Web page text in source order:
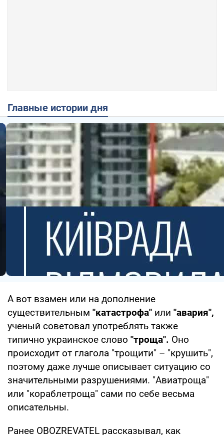
Главные истории дня
А вот взамен или на дополнение
существительным "катастрофа" или "авария",
ученый советовал употреблять также
типично украинское слово "троща". Оно
происходит от глагола "трощити" – "крушить",
поэтому даже лучше описывает ситуацию со
значительными разрушениями. "Авиатроща"
или "кораблетроща" сами по себе весьма
описательны.
Ранее OBOZREVATEL рассказывал, как